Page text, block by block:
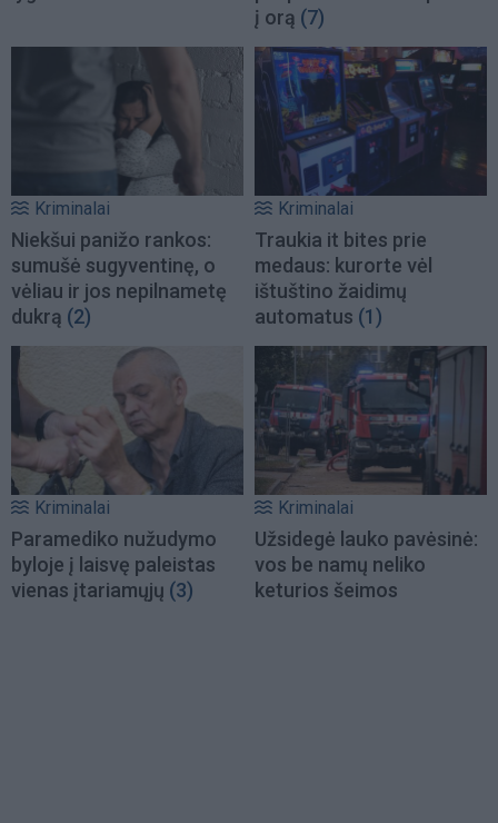
į orą (7)
Kriminalai
Niekšui panižo rankos:
sumušė sugyventinę, o
vėliau ir jos nepilnametę
dukrą (2)
Kriminalai
Traukia it bites prie
medaus: kurorte vėl
ištuštino žaidimų
automatus (1)
Kriminalai
Paramediko nužudymo
byloje į laisvę paleistas
vienas įtariamųjų (3)
Kriminalai
Užsidegė lauko pavėsinė:
vos be namų neliko
keturios šeimos